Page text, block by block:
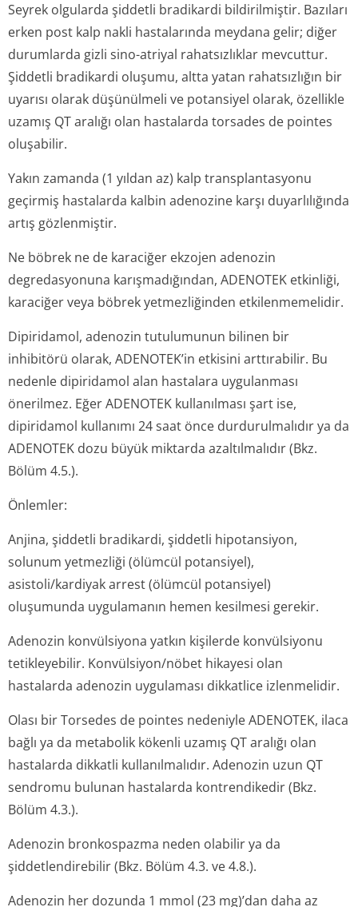
Seyrek olgularda şiddetli bradikardi bildirilmiştir. Bazıları
erken post kalp nakli hastalarında meydana gelir; diğer
durumlarda gizli sino-atriyal rahatsızlıklar mevcuttur.
Şiddetli bradikardi oluşumu, altta yatan rahatsızlığın bir
uyarısı olarak düşünülmeli ve potansiyel olarak, özellikle
uzamış QT aralığı olan hastalarda torsades de pointes
oluşabilir.
Yakın zamanda (1 yıldan az) kalp transplantasyonu
geçirmiş hastalarda kalbin adenozine karşı duyarlılığında
artış gözlenmiştir.
Ne böbrek ne de karaciğer ekzojen adenozin
degredasyonuna karışmadığından, ADENOTEK etkinliği,
karaciğer veya böbrek yetmezliğinden etkilenmemelidir.
Dipiridamol, adenozin tutulumunun bilinen bir
inhibitörü olarak, ADENOTEK’in etkisini arttırabilir. Bu
nedenle dipiridamol alan hastalara uygulanması
önerilmez. Eğer ADENOTEK kullanılması şart ise,
dipiridamol kullanımı 24 saat önce durdurulmalıdır ya da
ADENOTEK dozu büyük miktarda azaltılmalıdır (Bkz.
Bölüm 4.5.).
Önlemler:
Anjina, şiddetli bradikardi, şiddetli hipotansiyon,
solunum yetmezliği (ölümcül potansiyel),
asistoli/kardiyak arrest (ölümcül potansiyel)
oluşumunda uygulamanın hemen kesilmesi gerekir.
Adenozin konvülsiyona yatkın kişilerde konvülsiyonu
tetikleyebilir. Konvülsiyon/nöbet hikayesi olan
hastalarda adenozin uygulaması dikkatlice izlenmelidir.
Olası bir Torsedes de pointes nedeniyle ADENOTEK, ilaca
bağlı ya da metabolik kökenli uzamış QT aralığı olan
hastalarda dikkatli kullanılmalıdır. Adenozin uzun QT
sendromu bulunan hastalarda kontrendikedir (Bkz.
Bölüm 4.3.).
Adenozin bronkospazma neden olabilir ya da
şiddetlendirebilir (Bkz. Bölüm 4.3. ve 4.8.).
Adenozin her dozunda 1 mmol (23 mg)’dan daha az